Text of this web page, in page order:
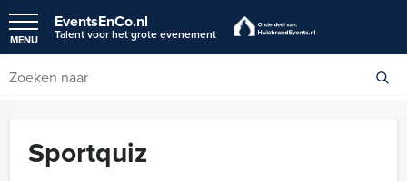
EventsEnCo.nl
Talent voor het grote evenement
MENU
Sportquiz